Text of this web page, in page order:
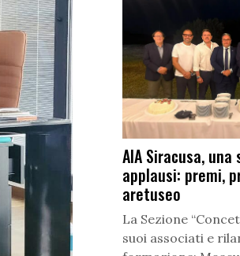
AIA Siracusa,
applausi: premi,
aretuseo
La Sezione
suoi associati e